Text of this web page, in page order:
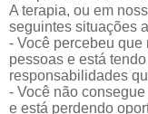
A terapia, ou em
seguintes situações
- Você percebeu que
pessoas e está tendo
responsabilidades
- Você não
e está perdendo